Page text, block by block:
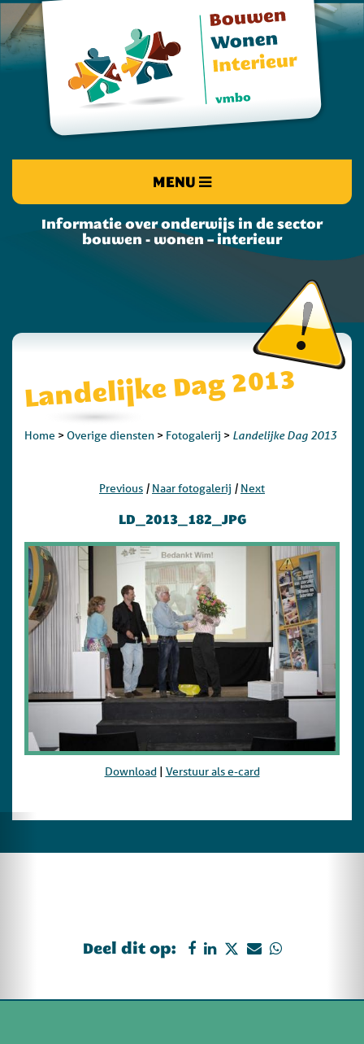
MENU
Informatie over onderwijs in de sector
bouwen - wonen – interieur
Landelijke Dag 2013
Home > Overige diensten > Fotogalerij > Landelijke Dag 2013
Previous | Naar fotogalerij | Next
LD_2013_182_JPG
Download| Verstuur als e-card
Deel dit op: